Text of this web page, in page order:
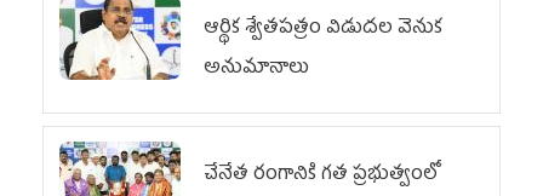
ఆర్థిక శ్వేతపత్రం విడుదల వెనుక
అనుమానాలు
చేనేత రంగానికి గత ప్రభుత్వంలో